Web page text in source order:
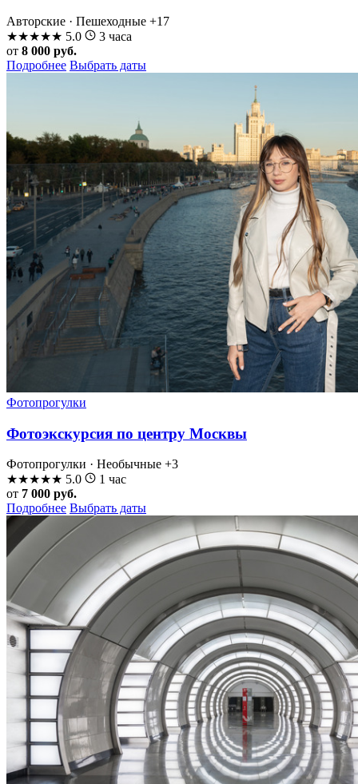
Авторские · Пешеходные +17
★★★★★ 5.0
3 часа
от 8 000 руб.
Подробнее Выбрать даты
Фотопрогулки
Фотоэкскурсия по центру Москвы
Фотопрогулки · Необычные +3
★★★★★ 5.0
1 час
от 7 000 руб.
Подробнее Выбрать даты